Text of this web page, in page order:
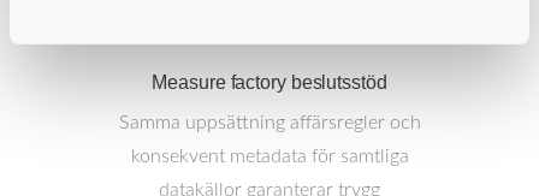
Measure factory beslutsstöd
Samma uppsättning affärsregler och
konsekvent metadata för samtliga
datakällor garanterar trygg